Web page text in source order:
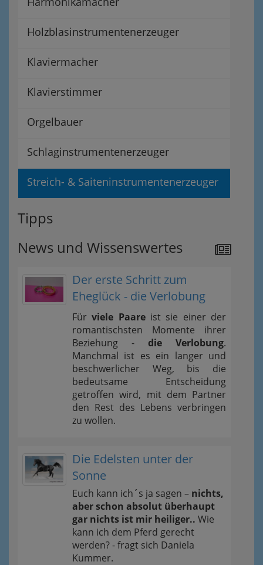
Holzblasinstrumentenerzeuger
Klaviermacher
Klavierstimmer
Orgelbauer
Schlaginstrumentenerzeuger
Streich- & Saiteninstrumentenerzeuger
Tipps
News und Wissenswertes
Der erste Schritt zum
Eheglück - die Verlobung
Fürviele Paareist sie einer der
romantischsten Momente ihrer
Beziehung - die Verlobung.
Manchmal ist es ein langer und
beschwerlicher Weg, bis die
bedeutsame Entscheidung
getroffen wird, mit dem Partner
den Rest des Lebens verbringen
zu wollen.
Die Edelsten unter der
Sonne
Euch kann ich´s ja sagen – nichts,
aber schon absolut überhaupt
gar nichts ist mir heiliger.. Wie
kann ich dem Pferd gerecht
werden? - fragt sich Daniela
Kummer.